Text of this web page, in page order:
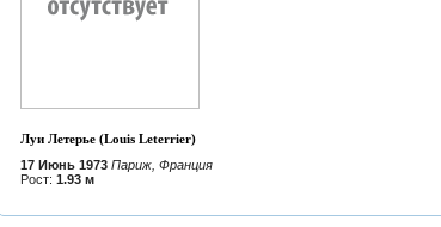
Луи Летерье (Louis Leterrier)
17 Июнь 1973 Париж, Франция
Рост: 1.93 м